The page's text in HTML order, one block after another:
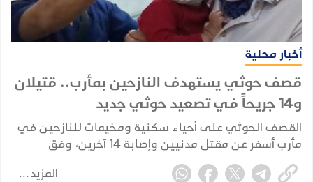
أخبار محلية
قصف حوثي يستهدف النازحين بمأرب.. قتيلان
و14 جريحاً في تصعيد حوثي جديد
القصف الحوثي على أحياء سكنية ومخيمات للنازحين في
مأرب أسفر عن مقتل مدنيين وإصابة 14 آخرين، وفق
حصيلة أولية أعلنها وزير الصحة.
المزيد